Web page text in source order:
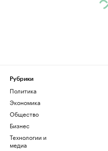
Рубрики
Политика
Экономика
Общество
Бизнес
Технологии и
медиа